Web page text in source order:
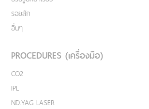
รอยสัก
อื่นๆ
PROCEDURES (เครื่องมือ)
CO2
IPL
ND:YAG LASER